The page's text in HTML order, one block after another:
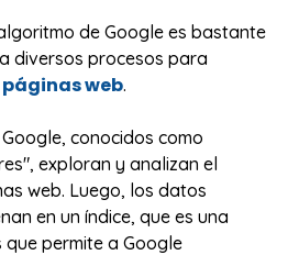
de Google es bastante
diversos procesos para
páginas web.
conocidos como
exploran y analizan el
web. Luego, los datos
en un índice, que es una
permite a Google